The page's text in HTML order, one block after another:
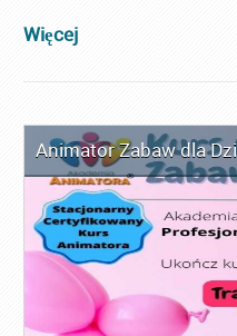
Więcej
Animator Zabaw dla